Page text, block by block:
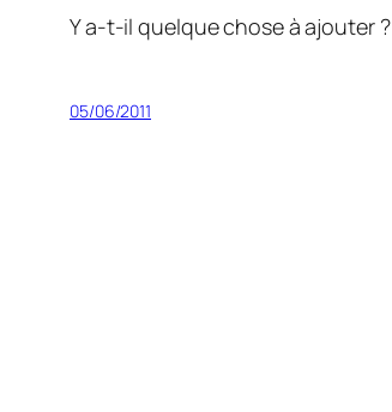
Y a-t-il quelque chose à ajouter ?
05/06/2011